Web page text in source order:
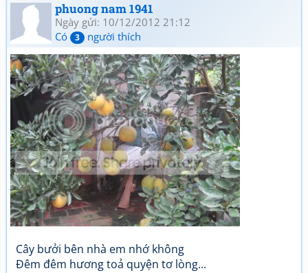
phuong nam 1941
Ngày gửi: 10/12/2012 21:12
Có
3 người thích
Cây bưởi bên nhà em nhớ không
Đêm đêm hương toả quyện tơ lòng...